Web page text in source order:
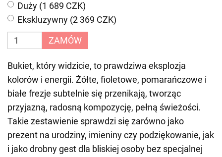
Duży (1 689 CZK)
Ekskluzywny (2 369 CZK)
ZAMÓW
Bukiet, który widzicie, to prawdziwa eksplozja
kolorów i energii. Żółte, fioletowe, pomarańczowe i
białe frezje subtelnie się przenikają, tworząc
przyjazną, radosną kompozycję, pełną świeżości.
Takie zestawienie sprawdzi się zarówno jako
prezent na urodziny, imieniny czy podziękowanie, jak
i jako drobny gest dla bliskiej osoby bez specjalnej